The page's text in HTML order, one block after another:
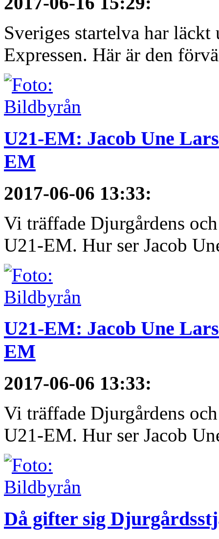
Sveriges startelva har
Expressen. Här är den
U21-EM: Jacob Une
EM
2017-06-06 13:33:
Vi träffade Djurgårdens
U21-EM. Hur ser Jacob
U21-EM: Jacob Une
EM
2017-06-06 13:33:
Vi träffade Djurgårdens
U21-EM. Hur ser Jacob
Då gifter sig